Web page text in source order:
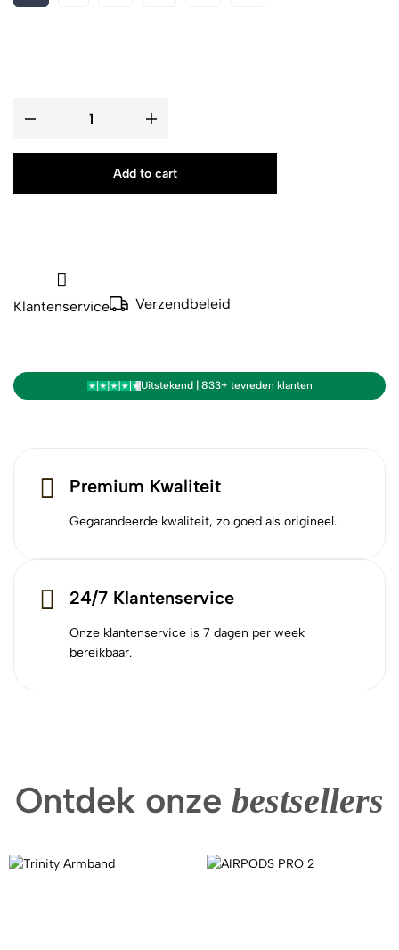
Add to cart
Klantenservice Verzendbeleid
Uitstekend | 833+ tevreden klanten
Premium Kwaliteit
Gegarandeerde kwaliteit, zo goed als origineel.
24/7 Klantenservice
Onze klantenservice is 7 dagen per week
bereikbaar.
Ontdek onze bestsellers